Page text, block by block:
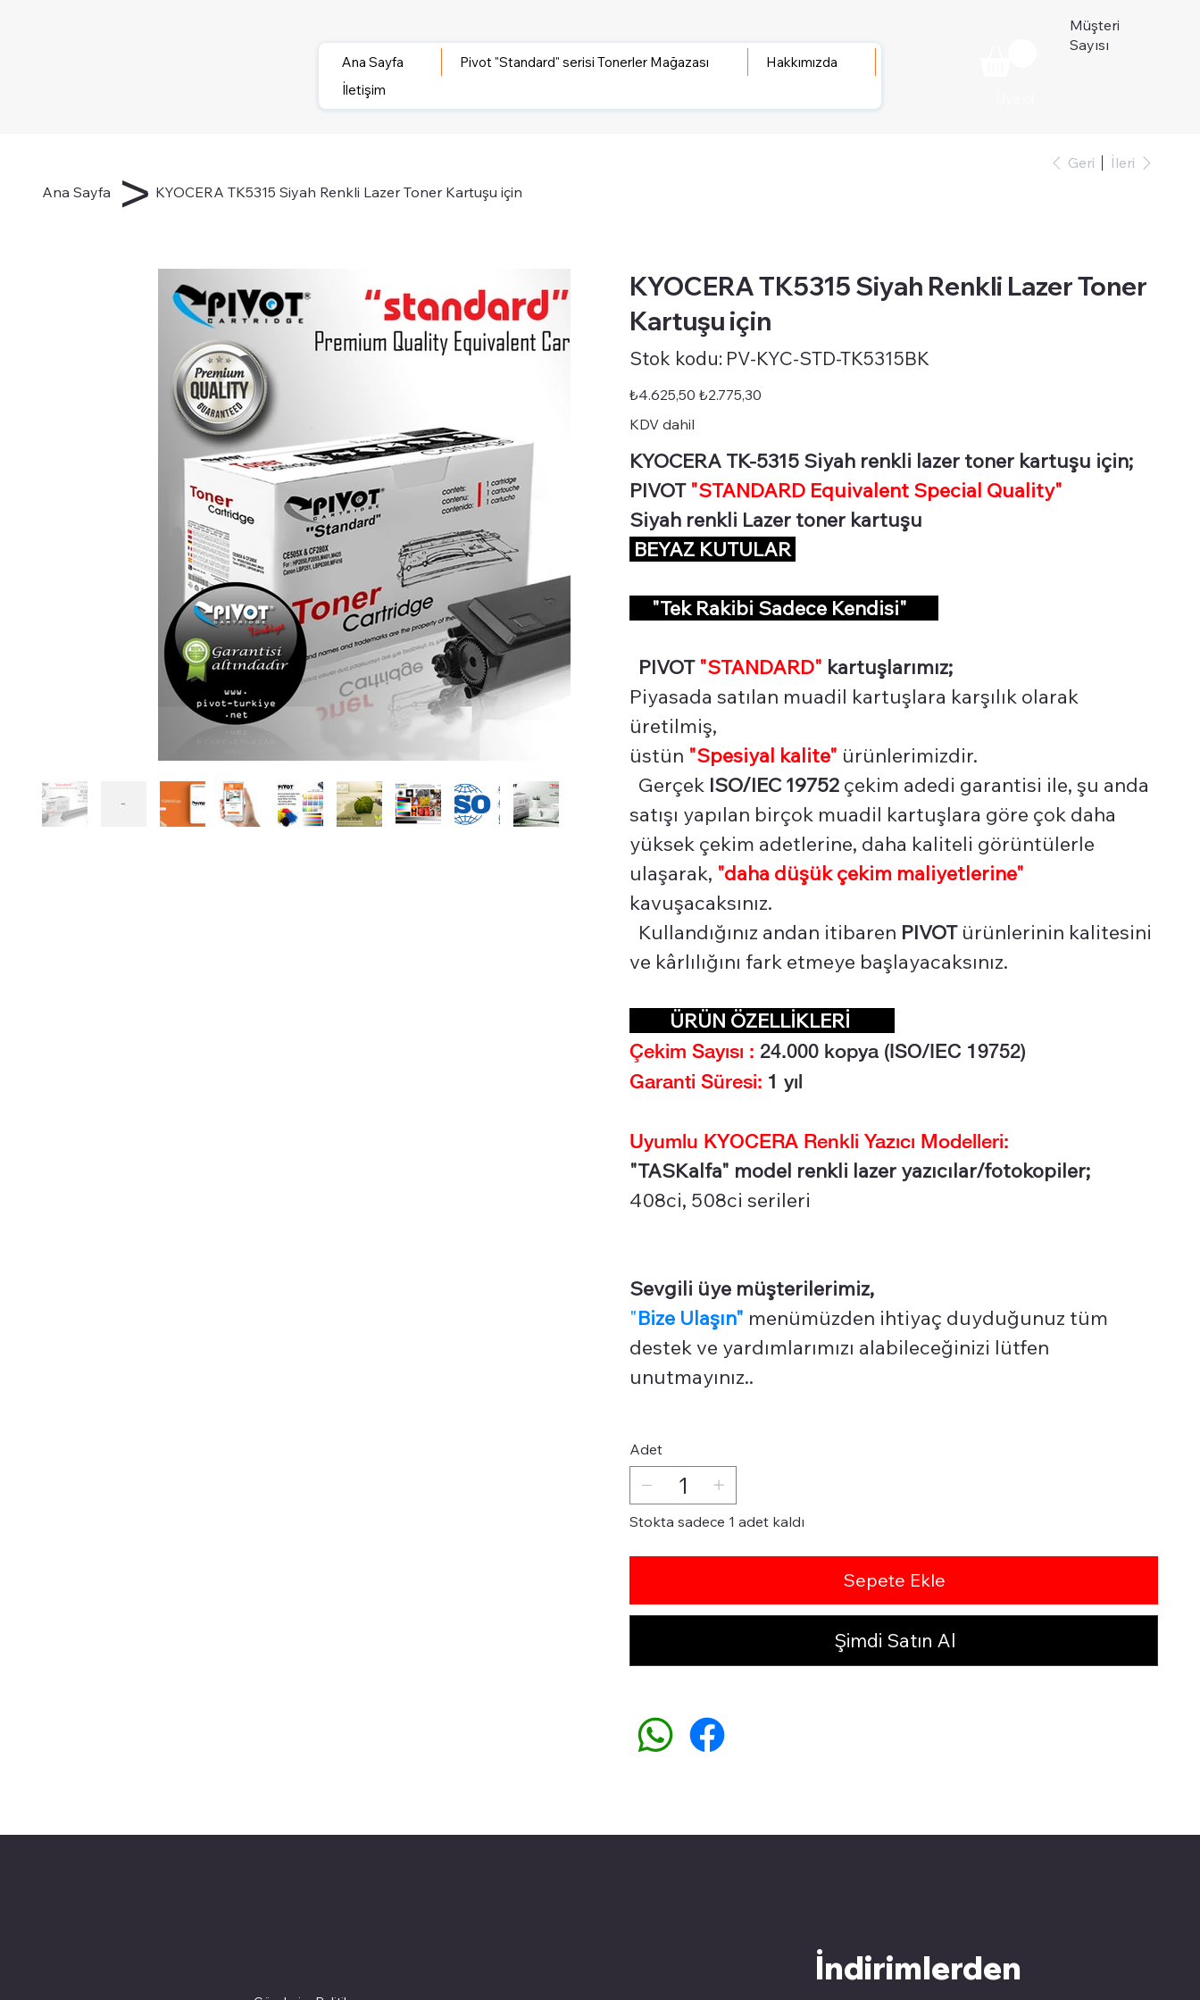
Ana Sayfa Pivot "Standard" serisi Tonerler Mağazası
Hakkımızda
İletişim
Müşteri
Sayısı
Ana Sayfa > KYOCERA TK5315 Siyah Renkli Lazer Toner Kartuşu için
Geri İleri
KYOCERA TK5315 Siyah Renkli Lazer Toner
Kartuşu için
Stok kodu:
kodu:
STD-
TK5315BK
PV-KYC-STD-TK5315BK
Orijinal
fiyat
₺4.625,50 İndirimli
fiyat
₺2.775,30
KDV dahil
KYOCERA TK-5315 Siyah renkli lazer toner kartuşu için;
PIVOT "STANDARD Equivalent Special Quality"
Siyah renkli Lazer toner kartuşu
BEYAZ KUTULAR
"Tek Rakibi Sadece Kendisi"
PIVOT "STANDARD" kartuşlarımız;
Piyasada satılan muadil kartuşlara karşılık olarak
üretilmiş,
üstün "Spesiyal kalite" ürünlerimizdir.
Gerçek ISO/IEC 19752 çekim adedi garantisi ile, şu anda
satışı yapılan birçok muadil kartuşlara göre çok daha
yüksek çekim adetlerine, daha kaliteli görüntülerle
ulaşarak, "daha düşük çekim maliyetlerine"
kavuşacaksınız.
Kullandığınız andan itibaren PIVOTürünlerinin kalitesini
ve kârlılığını fark etmeye başlayacaksınız.
ÜRÜN ÖZELLİKLERİ
Çekim Sayısı : 24.000 kopya (ISO/IEC 19752)
Garanti Süresi: 1 yıl
Uyumlu KYOCERA Renkli Yazıcı Modelleri:
"TASKalfa" model renkli lazer yazıcılar/fotokopiler;
408ci, 508ci serileri
Sevgili üye müşterilerimiz,
"Bize Ulaşın" menümüzden ihtiyaç duyduğunuz tüm
destek ve yardımlarımızı alabileceğinizi lütfen
unutmayınız..
Adet
Stokta sadece 1 adet kaldı
Sepete Ekle
Şimdi Satın Al
İndirimlerden